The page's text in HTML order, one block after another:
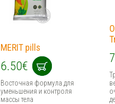
MERIT pills
6.50€
Восточная формула для
уменьшения и контроля
массы тела